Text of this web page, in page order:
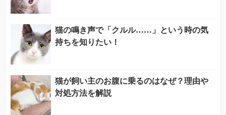
猫の鳴き声で「クルル……」という時の気
持ちを知りたい！
猫が飼い主のお腹に乗るのはなぜ？理由や
対処方法を解説